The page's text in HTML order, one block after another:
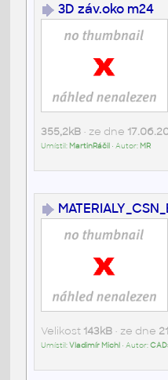
3D záv.oko m24
355,2kB• ze dne
Umístil: MartinRáčil • Autor: MR
Velikost 143kB• ze dne
Umístil:Vladimír Michl • Autor: